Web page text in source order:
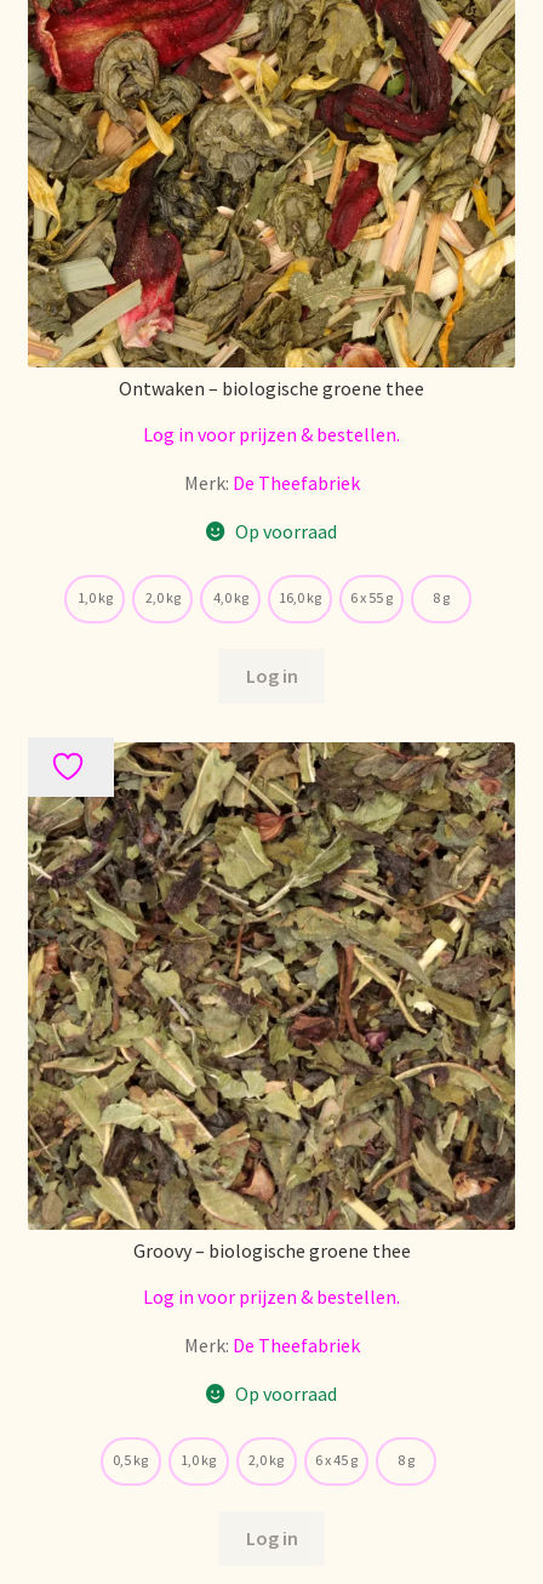
Über uns
Unsere Vision von Tee
Versand und Lieferung
Verzenden en bezorgen
Voedselveiligheid
Voorraadzaken
Welcome to our Tea Wholesale business!
Willkommen in unserem Teegroßhandel!
Ontwaken – biologische groene thee
Log in voor prijzen & bestellen.
Merk: De Theefabriek
Op voorraad
1,0 kg 2,0 kg 4,0 kg 16,0 kg 6 x 55 g 8 g
Log in
Groovy – biologische groene thee
Log in voor prijzen & bestellen.
Merk: De Theefabriek
Op voorraad
0,5 kg 1,0 kg 2,0 kg 6 x 45 g 8 g
Log in